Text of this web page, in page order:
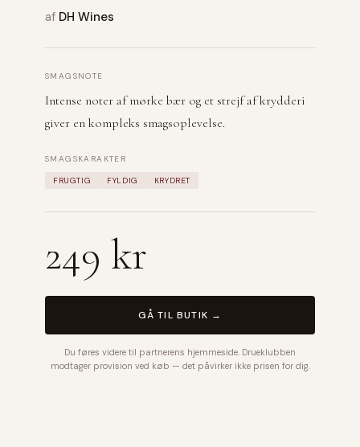
af DH Wines
SMAGSNOTE
Intense noter af mørke bær og et strejf af krydderi
giver en kompleks smagsoplevelse.
SMAGSKARAKTER
FRUGTIG FYLDIG KRYDRET
249 kr
GÅ TIL BUTIK →
Du føres videre til partnerens hjemmeside. Drueklubben
modtager provision ved køb — det påvirker ikke prisen for dig.